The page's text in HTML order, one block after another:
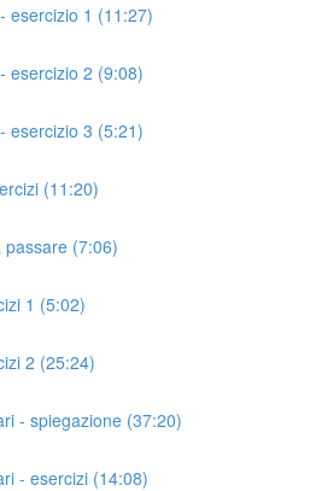
esercizio 1 (11:27)
esercizio 2 (9:08)
esercizio 3 (5:21)
(11:20)
(7:06)
1 (5:02)
2 (25:24)
- spiegazione (37:20)
- esercizi (14:08)